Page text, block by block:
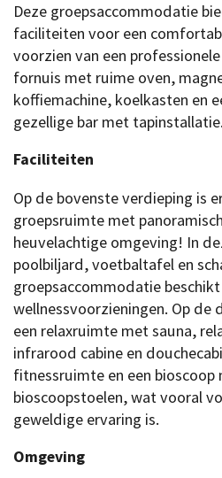
Deze groepsaccommodatie
faciliteiten voor een
voorzien van een
fornuis met ruime oven,
koffiemachine, koelkasten en
gezellige bar met tapinstallatie.
Faciliteiten
Op de bovenste verdieping is
groepsruimte met
heuvelachtige omgeving! In
poolbiljard, voetbaltafel en
groepsaccommodatie
wellnessvoorzieningen. Op de
een relaxruimte met sauna,
infrarood cabine en
fitnessruimte en een bioscoop
bioscoopstoelen, wat vooral
geweldige ervaring is.
Omgeving